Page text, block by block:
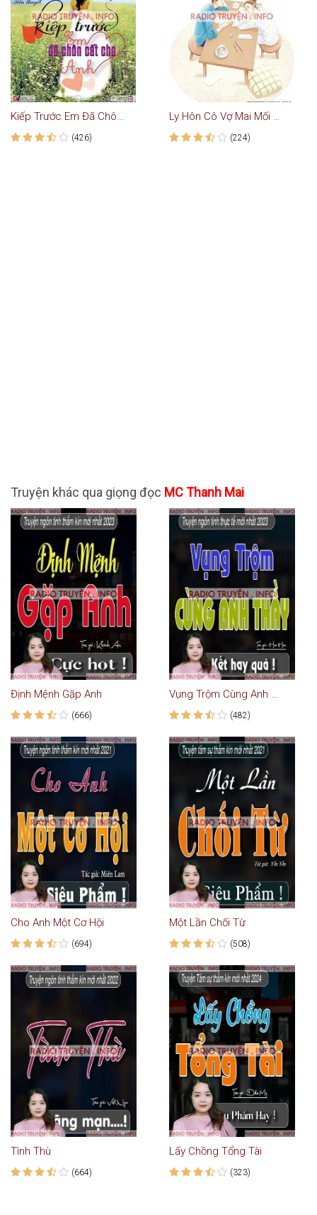
Kiếp Trước Em Đã Chôn Cất Cho Anh - Truyện Audio Ngôn Tình
(426)
Ly Hôn Cô Vợ Mai Mối - Truyện Ngôn Tình
(224)
Truyện khác qua giọng đọc MC Thanh Mai
Định Mệnh Gặp Anh
(666)
Vụng Trộm Cùng Anh Thầy
(482)
Cho Anh Một Cơ Hội
(694)
Một Lần Chối Từ
(508)
Tình Thù
(664)
Lấy Chồng Tổng Tài
(323)